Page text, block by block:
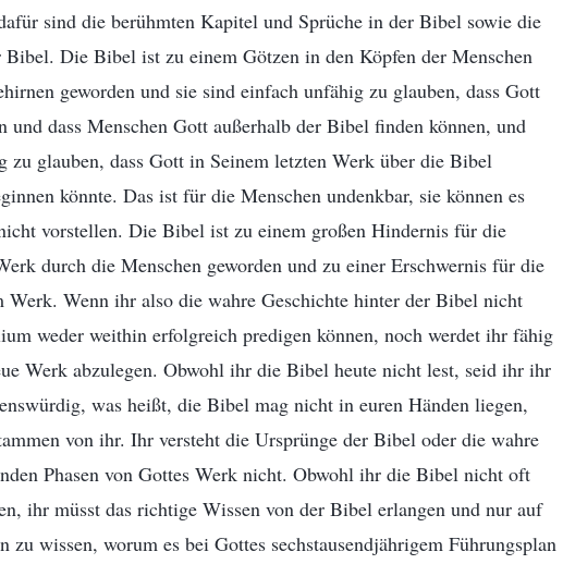
sind die berühmten Kapitel und Sprüche in der Bibel sowie die
Bibel. Die Bibel ist zu einem Götzen in den Köpfen der Menschen
geworden und sie sind einfach unfähig zu glauben, dass Gott
dass Menschen Gott außerhalb der Bibel finden können, und
zu glauben, dass Gott in Seinem letzten Werk über die Bibel
könnte. Das ist für die Menschen undenkbar, sie können es
vorstellen. Die Bibel ist zu einem großen Hindernis für die
durch die Menschen geworden und zu einer Erschwernis für die
Werk. Wenn ihr also die wahre Geschichte hinter der Bibel nicht
weder weithin erfolgreich predigen können, noch werdet ihr fähig
Werk abzulegen. Obwohl ihr die Bibel heute nicht lest, seid ihr ihr
was heißt, die Bibel mag nicht in euren Händen liegen,
von ihr. Ihr versteht die Ursprünge der Bibel oder die wahre
Phasen von Gottes Werk nicht. Obwohl ihr die Bibel nicht oft
ihr müsst das richtige Wissen von der Bibel erlangen und nur auf
zu wissen, worum es bei Gottes sechstausendjährigem Führungsplan